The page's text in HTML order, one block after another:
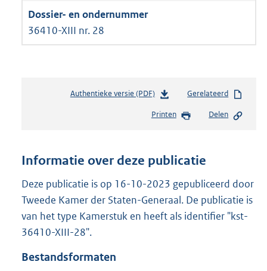
36410-XIII nr. 28
Authentieke versie (PDF)b
s
n
s
r
o
Gerelateerd
Printen Delen
Informatie over deze publicatie
Deze publicatie is op 16-10-2023 gepubliceerd door
Tweede Kamer der Staten-Generaal. De publicatie is
van het type Kamerstuk en heeft als identifier "kst-
36410-XIII-28".
Bestandsformaten